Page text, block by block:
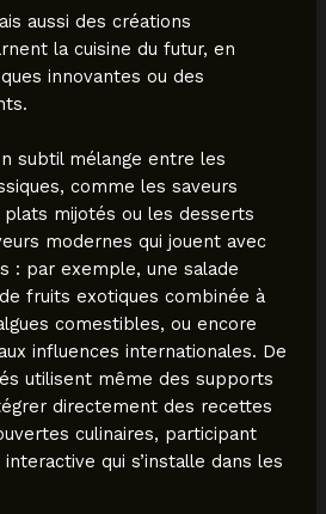
aussi des créations
la cuisine du futur, en
innovantes ou des
subtil mélange entre les
comme les saveurs
mijotés ou les desserts
modernes qui jouent avec
: par exemple, une salade
fruits exotiques combinée à
comestibles, ou encore
influences internationales. De
utilisent même des supports
directement des recettes
culinaires, participant
qui s’installe dans les